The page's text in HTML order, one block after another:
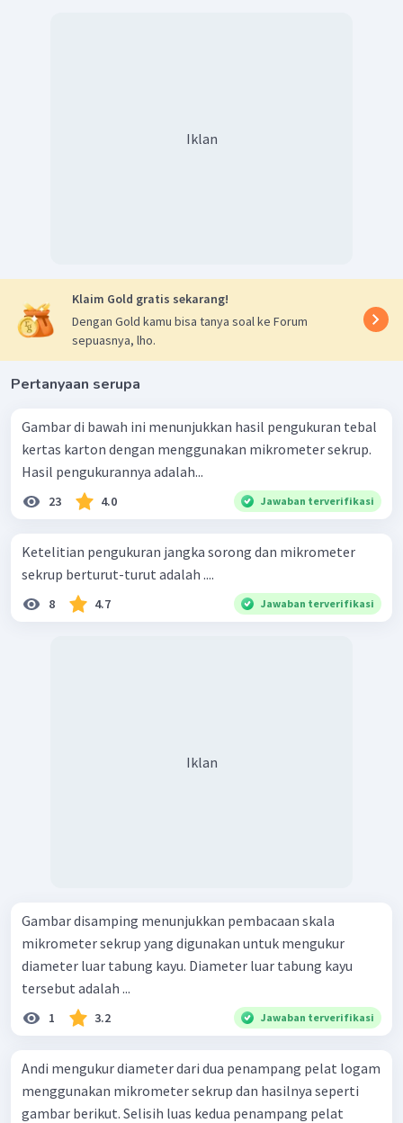
Iklan
Klaim Gold gratis sekarang!
Dengan Gold kamu bisa tanya soal ke Forum
sepuasnya, lho.
Pertanyaan serupa
Gambar di bawah ini menunjukkan hasil pengukuran tebal
kertas karton dengan menggunakan mikrometer sekrup.
Hasil pengukurannya adalah...
23 4.0 Jawaban terverifikasi
Ketelitian pengukuran jangka sorong dan mikrometer
sekrup berturut-turut adalah ....
8 4.7 Jawaban terverifikasi
Iklan
Gambar disamping menunjukkan pembacaan skala
mikrometer sekrup yang digunakan untuk mengukur
diameter luar tabung kayu. Diameter luar tabung kayu
tersebut adalah ...
1 3.2 Jawaban terverifikasi
Andi mengukur diameter dari dua penampang pelat logam
menggunakan mikrometer sekrup dan hasilnya seperti
gambar berikut. Selisih luas kedua penampang pelat